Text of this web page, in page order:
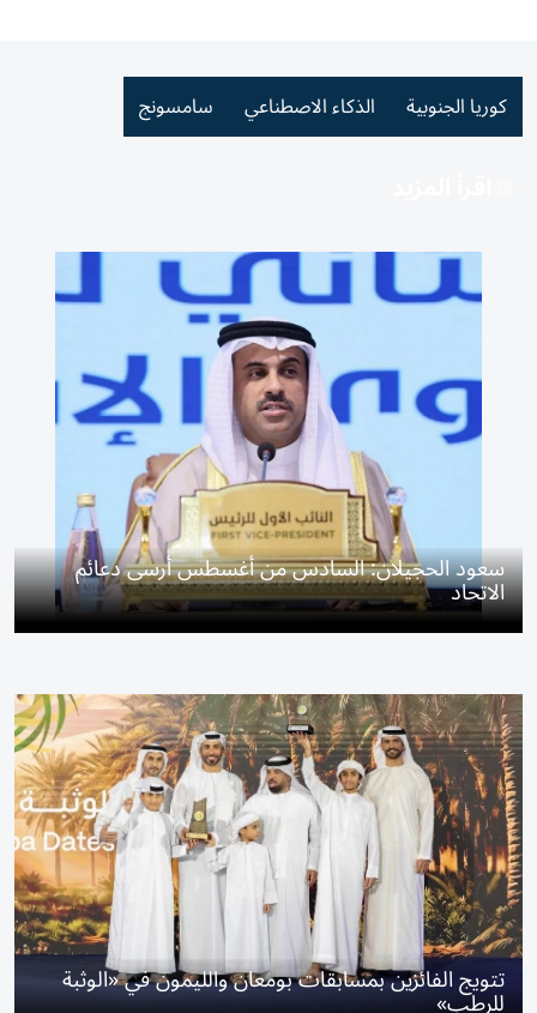
كوريا الجنوبية الذكاء الاصطناعي سامسونج
سعود الحجيلان: السادس من أغسطس أرسى دعائم
الاتحاد
تتويج الفائزين بمسابقات بومعان والليمون في «الوثبة
للرطب»